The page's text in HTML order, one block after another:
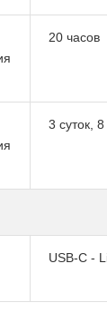
20 часов
3 суток,
USB-C -